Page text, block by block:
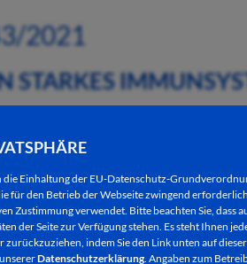
Einhaltung der EU-Datenschutz-
für den Betrieb der Webseite zwingend
Zustimmung verwendet. Bitte beachten Sie, dass
der Seite zur Verfügung stehen. Es steht Ihnen
indem Sie den Link unten auf
Datenschutzerklärung. Angaben zum
2021
STARKES
Dippelmühle,
starkes Immunsystem“ ein.
Immunsystem ist wichtig und